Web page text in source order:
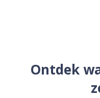
Ontdek